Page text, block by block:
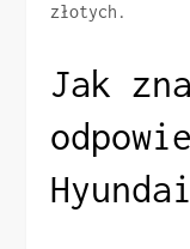
złotych.
Jak